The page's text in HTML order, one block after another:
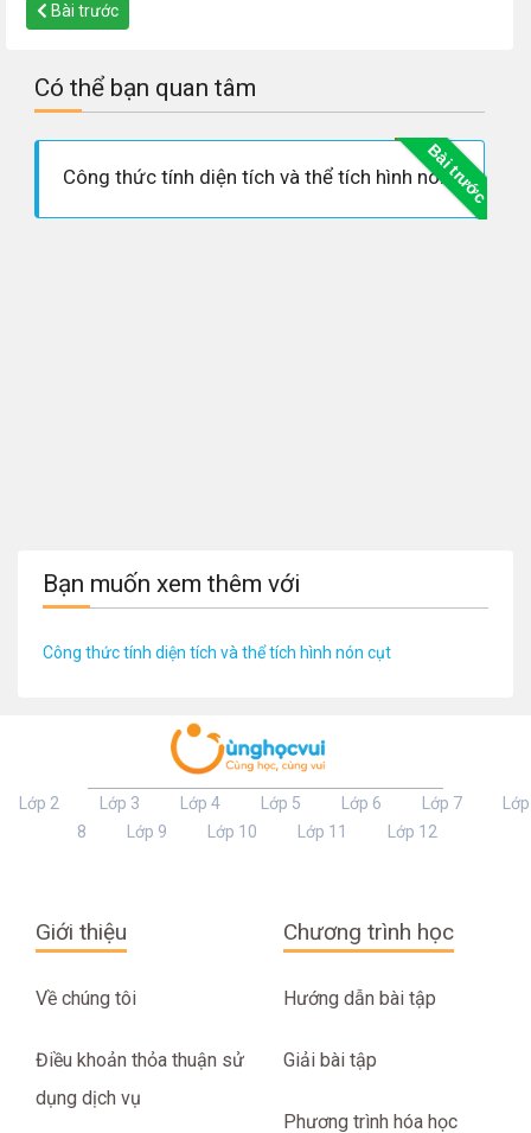
Bài trước
Có thể bạn quan tâm
Bài trước
Công thức tính diện tích và thể tích hình nón cụt
Bạn muốn xem thêm với
Công thức tính diện tích và thể tích hình nón cụt
Lớp 2 Lớp 3 Lớp 4 Lớp 5 Lớp 6 Lớp 7
Lớp
8
Lớp 9 Lớp 10 Lớp 11 Lớp 12
Giới thiệu
Về chúng tôi
Điều khoản thỏa thuận sử
dụng dịch vụ
Chương trình học
Hướng dẫn bài tập
Giải bài tập
Phương trình hóa học